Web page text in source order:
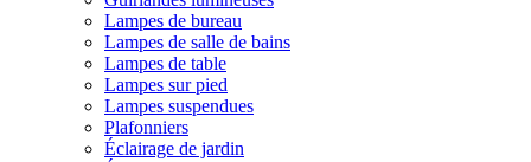
Lampes de bureau
Lampes de salle de bains
Lampes de table
Lampes sur pied
Lampes suspendues
Plafonniers
Éclairage de jardin